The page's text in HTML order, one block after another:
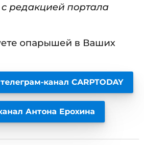
редакцией портала
опарышей в Ваших
канал CARPTODAY
Антона Ерохина